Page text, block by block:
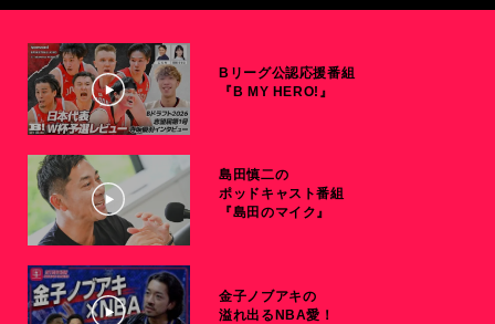
Bリーグ公認応援番組
『B MY HERO!』
島田慎二の
ポッドキャスト番組
『島田のマイク』
金子ノブアキの
溢れ出るNBA愛！